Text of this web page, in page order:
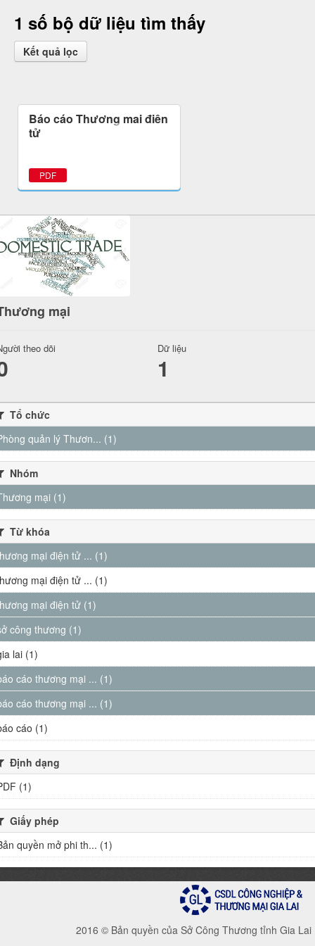
1 số bộ dữ liệu tìm thấy
Kết quả lọc
Báo cáo Thương mại điện
tử
PDF
mại
theo dõi Dữ liệu
1
Tổ chức
quản lý Thươn... (1)
Nhóm
mại (1)
Từ khóa
mại điện tử ... (1)
mại điện tử ... (1)
mại điện tử (1)
công thương (1)
lai (1)
cáo thương mại ... (1)
cáo thương mại ... (1)
cáo (1)
Định dạng
(1)
Giấy phép
quyền mở phi th... (1)
2016 © Bản quyền của Sở Công Thương tỉnh Gia Lai